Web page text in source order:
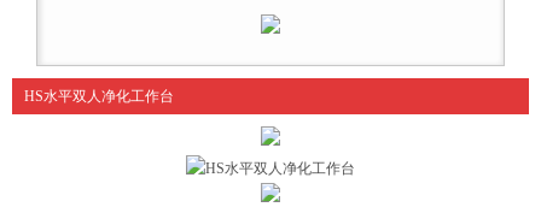
HS水平双人净化工作台